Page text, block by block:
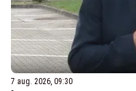
7 aug. 2026, 09:30